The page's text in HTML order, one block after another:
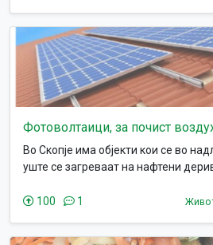
Фотоволтаици, за почист
Во Скопје има објекти кои се во
уште се загреваат на нафтени
100
1